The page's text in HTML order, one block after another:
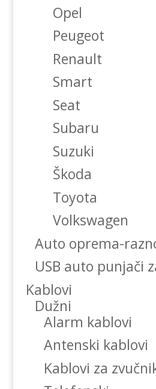
Opel
Peugeot
Renault
Smart
Seat
Subaru
Suzuki
Škoda
Toyota
Volkswagen
Auto oprema-
USB auto punjači
Kablovi
Dužni
Alarm kablovi
Antenski kablovi
Kablovi za